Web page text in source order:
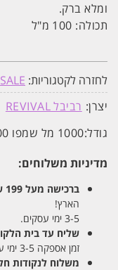
ומלא ברק.
תכולה: 100 מ"ל
לחזרה לקטגוריות: SALE
יצרן: רביבל REVIVAL
גודל:1000 מל שמפו 500 מל מסכה 100 מל סרום
מדיניות משלוחים:
ברכישה מעל 199 ש"ח
הארץ!
3-5 ימי עסקים.
שליח עד בית
זמן אספקה 3-5 ימי עסקים.
משלוח לנקודות